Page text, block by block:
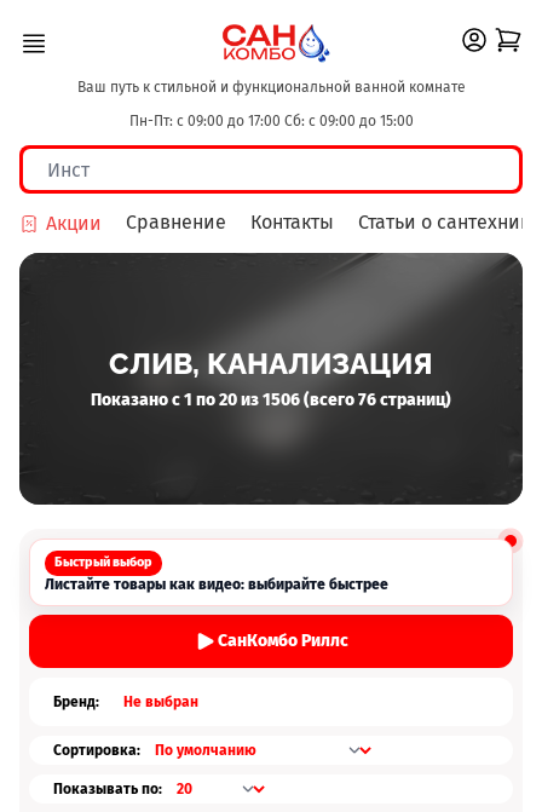
Ваш путь к стильной и функциональной ванной комнате
Пн-Пт: с 09:00 до 17:00 Сб: с 09:00 до 15:00
Акции Сравнение Контакты Статьи о сантехнике
СЛИВ, КАНАЛИЗАЦИЯ
Показано с 1 по 20 из 1506 (всего 76 страниц)
Быстрый выбор
Листайте товары как видео: выбирайте быстрее
СанКомбо Риллс
Бренд: Не выбран
Сортировка:
Показывать по: